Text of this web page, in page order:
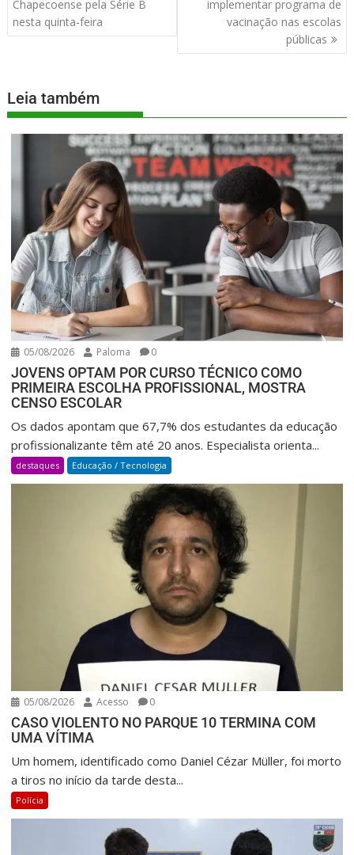
Chapecoense pela Série B
nesta quinta-feira
implementar programa de
vacinação nas escolas
públicas
Leia também
05/08/2026 Paloma 0
JOVENS OPTAM POR CURSO TÉCNICO COMO
PRIMEIRA ESCOLHA PROFISSIONAL, MOSTRA
CENSO ESCOLAR
Os dados apontam que 67,7% dos estudantes da educação
profissionalizante têm até 20 anos. Especialista orienta...
destaques Educação / Tecnologia
05/08/2026 Acesso 0
CASO VIOLENTO NO PARQUE 10 TERMINA COM
UMA VÍTIMA
Um homem, identificado como Daniel Cézar Müller, foi morto
a tiros no início da tarde desta...
Polícia